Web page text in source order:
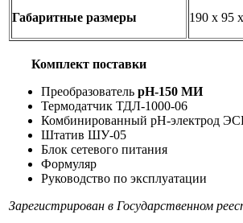
Габаритные размеры 190 x 95
Комплект поставки
Преобразователь рН-150 МИ
Термодатчик ТДЛ-1000-06
Комбинированный рН-электрод
Штатив ШУ-05
Блок сетевого питания
Формуляр
Руководство по эксплуатации
Зарегистрирован в Государственном